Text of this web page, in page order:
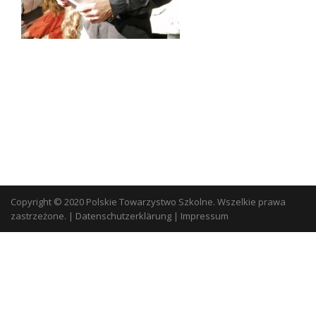
Copyright © 2020 Polskie Towarzystwo Szkolne. Wszelkie prawa
zastrzeżone. | Datenschutzerklärung | Impressum